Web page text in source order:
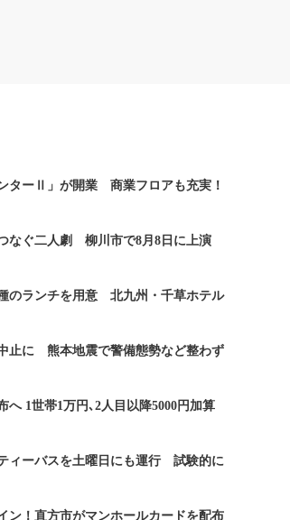
ターⅡ」が開業 商業フロアも充実！
なぐ二人劇 柳川市で8月8日に上演
種のランチを用意 北九州・千草ホテル
中止に 熊本地震で警備態勢など整わず
へ 1世帯1万円､2人目以降5000円加算
ィーバスを土曜日にも運行 試験的に
ン！直方市がマンホールカードを配布